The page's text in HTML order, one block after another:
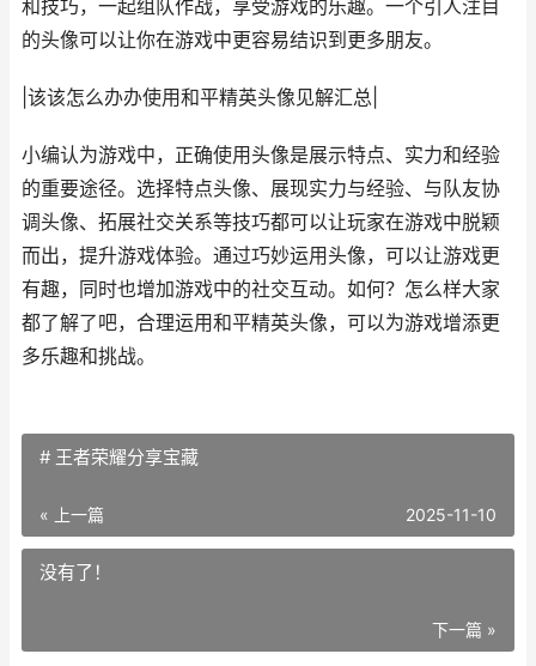
和技巧，一起组队作战，享受游戏的乐趣。一个引人注目
的头像可以让你在游戏中更容易结识到更多朋友。
|该该怎么办办使用和平精英头像见解汇总|
小编认为游戏中，正确使用头像是展示特点、实力和经验
的重要途径。选择特点头像、展现实力与经验、与队友协
调头像、拓展社交关系等技巧都可以让玩家在游戏中脱颖
而出，提升游戏体验。通过巧妙运用头像，可以让游戏更
有趣，同时也增加游戏中的社交互动。如何？怎么样大家
都了解了吧，合理运用和平精英头像，可以为游戏增添更
多乐趣和挑战。
# 王者荣耀分享宝藏
« 上一篇 2025-11-10
没有了！
下一篇 »